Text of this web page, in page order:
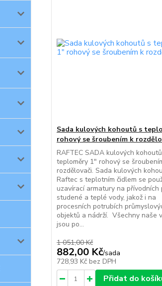
Sada kulových kohoutů s
rohový se šroubením k
RAFTEC SADA kulových
teploměry 1" rohový se
rozdělovači. Sada kulových
Raftec s teplotním čidlem se
uzavírací armatury na přívodních
studené a teplé vody, jakož i na
procesních potrubích
objektů a nádrží. Všechny naše
jsou po...
1 051,00 Kč
882,00 Kč/sada
728,93 Kč bez DPH
Přidat do